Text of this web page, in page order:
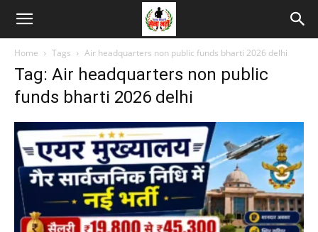
Home Tags Air headquarters non public funds bharti 2026 delhi
Tag: Air headquarters non public
funds bharti 2026 delhi